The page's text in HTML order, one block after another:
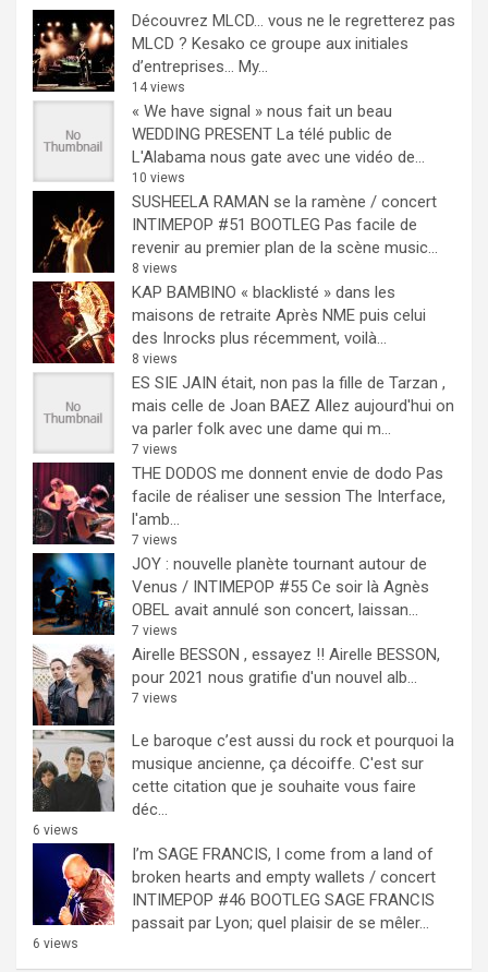
Découvrez MLCD… vous ne le regretterez pas
MLCD ? Kesako ce groupe aux initiales
d’entreprises… My...
14 views
« We have signal » nous fait un beau
WEDDING PRESENT La télé public de
L'Alabama nous gate avec une vidéo de...
10 views
SUSHEELA RAMAN se la ramène / concert
INTIMEPOP #51 BOOTLEG Pas facile de
revenir au premier plan de la scène music...
8 views
KAP BAMBINO « blacklisté » dans les
maisons de retraite Après NME puis celui
des Inrocks plus récemment, voilà...
8 views
ES SIE JAIN était, non pas la fille de Tarzan ,
mais celle de Joan BAEZ Allez aujourd'hui on
va parler folk avec une dame qui m...
7 views
THE DODOS me donnent envie de dodo Pas
facile de réaliser une session The Interface,
l'amb...
7 views
JOY : nouvelle planète tournant autour de
Venus / INTIMEPOP #55 Ce soir là Agnès
OBEL avait annulé son concert, laissan...
7 views
Airelle BESSON , essayez !! Airelle BESSON,
pour 2021 nous gratifie d'un nouvel alb...
7 views
Le baroque c’est aussi du rock et pourquoi la
musique ancienne, ça décoiffe. C'est sur
cette citation que je souhaite vous faire
déc...
6 views
I’m SAGE FRANCIS, I come from a land of
broken hearts and empty wallets / concert
INTIMEPOP #46 BOOTLEG SAGE FRANCIS
passait par Lyon; quel plaisir de se mêler...
6 views